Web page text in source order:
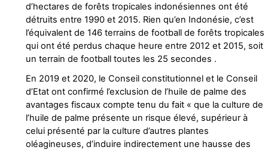
d’hectares de forêts tropicales indonésiennes ont été
détruits entre 1990 et 2015. Rien qu’en Indonésie, c’est
l’équivalent de 146 terrains de football de forêts tropicales
qui ont été perdus chaque heure entre 2012 et 2015, soit
un terrain de football toutes les 25 secondes .
En 2019 et 2020, le Conseil constitutionnel et le Conseil
d’Etat ont confirmé l’exclusion de l’huile de palme des
avantages fiscaux compte tenu du fait « que la culture de
l’huile de palme présente un risque élevé, supérieur à
celui présenté par la culture d’autres plantes
oléagineuses, d’induire indirectement une hausse des